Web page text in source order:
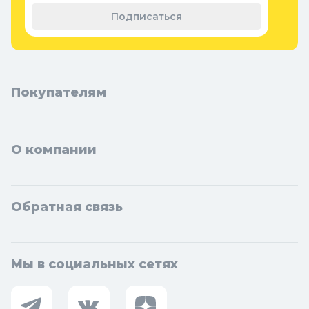
Подписаться
Покупателям
О компании
Обратная связь
Мы в социальных сетях